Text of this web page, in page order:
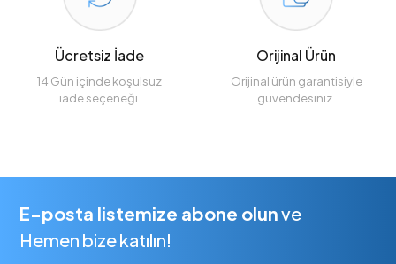
Ücretsiz İade
14 Gün içinde koşulsuz
iade seçeneği.
Orijinal Ürün
Orijinal ürün garantisiyle
güvendesiniz.
E-posta listemize abone olunve
Hemen bize katılın!